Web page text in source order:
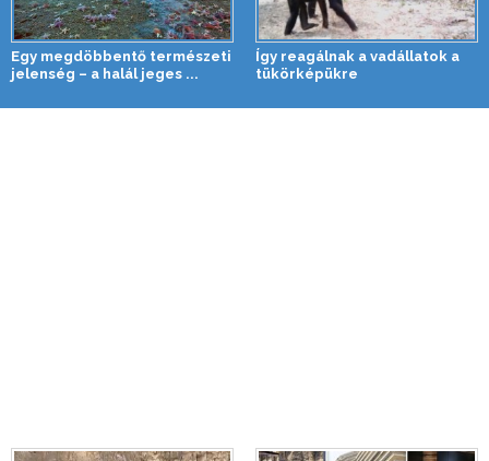
Egy megdöbbentő természeti
jelenség – a halál jeges ...
Így reagálnak a vadállatok a
tükörképükre